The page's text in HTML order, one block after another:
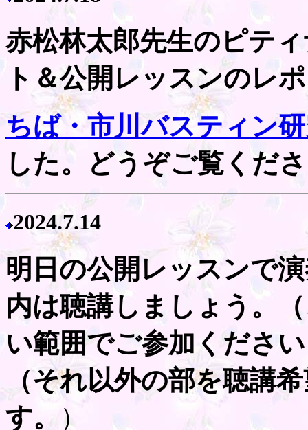
赤松林太郎先生のピテ
ト＆公開レッスンのレ
ちば・市川バスティン
した。どうぞご覧くだ
2024.7.14
明日の公開レッスンで
内は聴講しましょう。
い範囲でご参加くださ
（それ以外の部を聴講
す。
）